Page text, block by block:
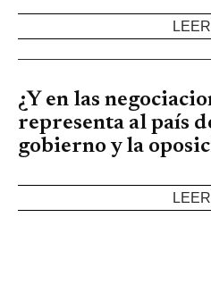
LEER
¿Y en las
representa al país
gobierno y la
LEER